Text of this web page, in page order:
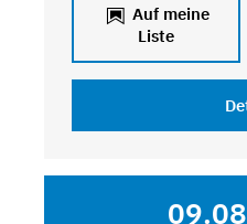
Auf meine
Liste